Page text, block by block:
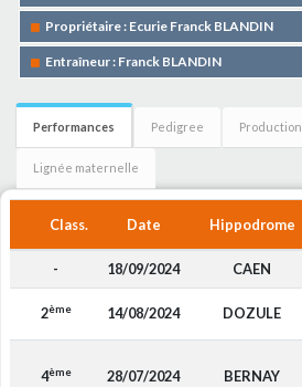
Propriétaire : Ecurie Franck BLANDIN
Entraîneur : Franck BLANDIN
Performances Pedigree Production
Lignée maternelle
Class. Date Hippodrome
- 18/09/2024 CAEN
2ème 14/08/2024 DOZULE
4ème 28/07/2024 BERNAY